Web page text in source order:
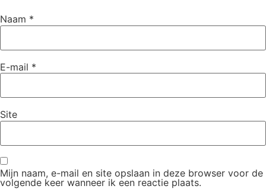
Naam *
E-mail *
Site
Mijn naam, e-mail en site opslaan in deze browser voor de
volgende keer wanneer ik een reactie plaats.